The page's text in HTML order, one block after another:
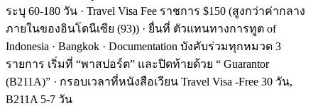
ระบุ 60-180 วัน · Travel Visa Fee ราชการ $150 (สูงกว่าค่ากลาง
ภายในของอินโดนีเซีย (93)) · ยื่นที่ ตัวแทนทางการทูต of
Indonesia · Bangkok · Documentation บังคับร่วมทุกหมวด 3
รายการ เริ่มที่ “พาสปอร์ต” และปิดท้ายด้วย “ Guarantor
(B211A)” · กรอบเวลาที่หนังสือเวียน Travel Visa -Free 30 วัน,
B211A 5-7 วัน